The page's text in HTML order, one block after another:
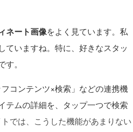
ネート画像をよく見ています。私
ていますね。特に、好きなスタッ
。
コンテンツ×検索」などの連携機
テムの詳細を、タップ一つで検索
では、こうした機能があまりない